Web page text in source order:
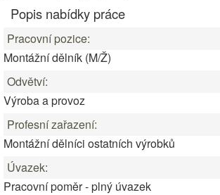
Popis nabídky práce
Pracovní pozice:
Montážní dělník (M/Ž)
Odvětví:
Výroba a provoz
Profesní zařazení:
Montážní dělníci ostatních výrobků
Úvazek:
Pracovní poměr - plný úvazek